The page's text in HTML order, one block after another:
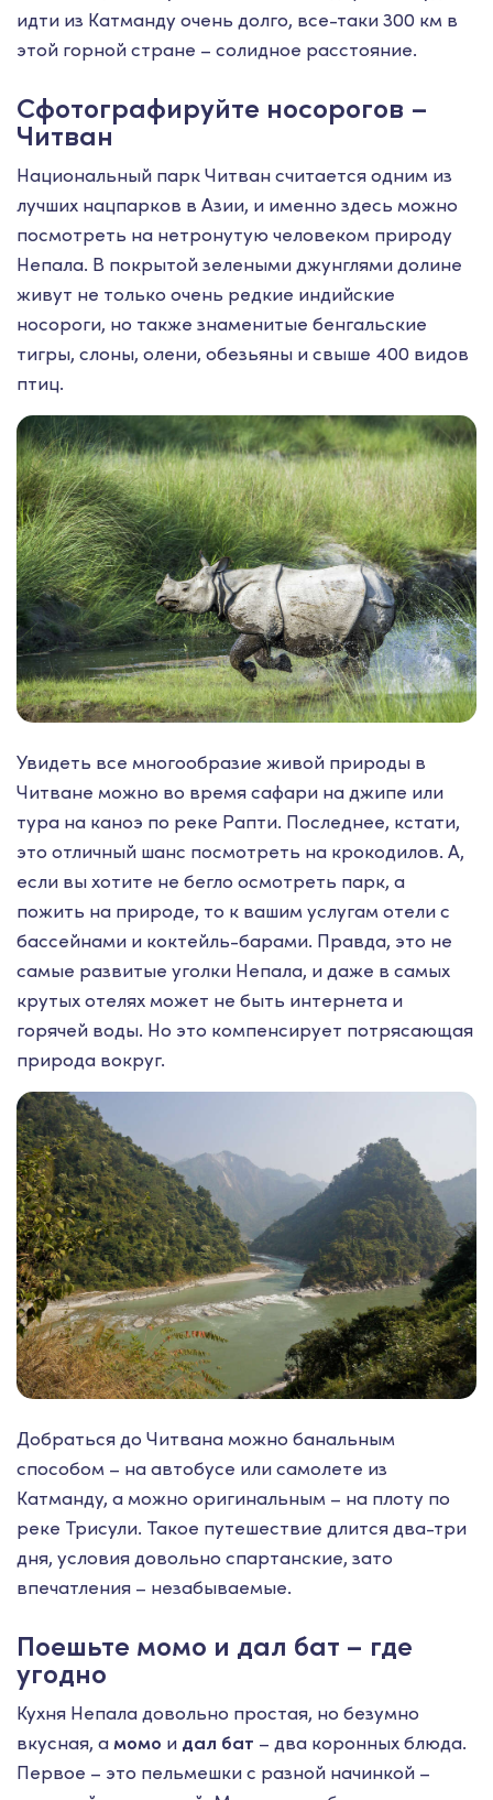
идти из Катманду очень долго, все-таки 300 км в
этой горной стране – солидное расстояние.
Сфотографируйте носорогов –
Читван
Национальный парк Читван считается одним из
лучших нацпарков в Азии, и именно здесь можно
посмотреть на нетронутую человеком природу
Непала. В покрытой зелеными джунглями долине
живут не только очень редкие индийские
носороги, но также знаменитые бенгальские
тигры, слоны, олени, обезьяны и свыше 400 видов
птиц.
Увидеть все многообразие живой природы в
Читване можно во время сафари на джипе или
тура на каноэ по реке Рапти. Последнее, кстати,
это отличный шанс посмотреть на крокодилов. А,
если вы хотите не бегло осмотреть парк, а
пожить на природе, то к вашим услугам отели с
бассейнами и коктейль-барами. Правда, это не
самые развитые уголки Непала, и даже в самых
крутых отелях может не быть интернета и
горячей воды. Но это компенсирует потрясающая
природа вокруг.
Добраться до Читвана можно банальным
способом – на автобусе или самолете из
Катманду, а можно оригинальным – на плоту по
реке Трисули. Такое путешествие длится два-три
дня, условия довольно спартанские, зато
впечатления – незабываемые.
Поешьте момо и дал бат – где
угодно
Кухня Непала довольно простая, но безумно
вкусная, амомо и дал бат – два коронных блюда.
Первое – это пельмешки с разной начинкой –